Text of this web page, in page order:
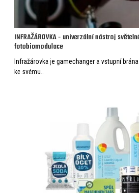
INFRAŽÁROVKA - univerzální nástroj
fotobiomodulace
Infražárovka je gamechanger a vstupní
ke svému…